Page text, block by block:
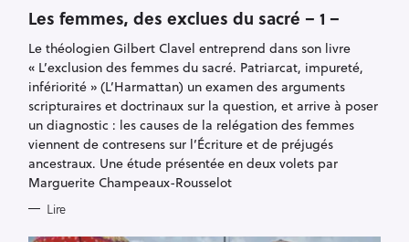
T
E
O
I
E
S
Les femmes, des exclues du sacré – 1 –
Le théologien Gilbert Clavel entreprend dans son livre
« L’exclusion des femmes du sacré. Patriarcat, impureté,
infériorité » (L’Harmattan) un examen des arguments
scripturaires et doctrinaux sur la question, et arrive à poser
un diagnostic : les causes de la relégation des femmes
viennent de contresens sur l’Écriture et de préjugés
ancestraux. Une étude présentée en deux volets par
Marguerite Champeaux-Rousselot
Lire